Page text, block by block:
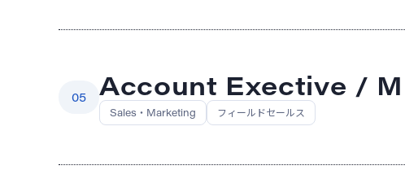
05 Account Exective / MD
Sales・Marketing フィールドセールス